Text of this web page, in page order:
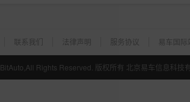
联系我们 法律声明 服务协议 易车国际
BitAuto,All Rights Reserved. 版权所有 北京易车信息科